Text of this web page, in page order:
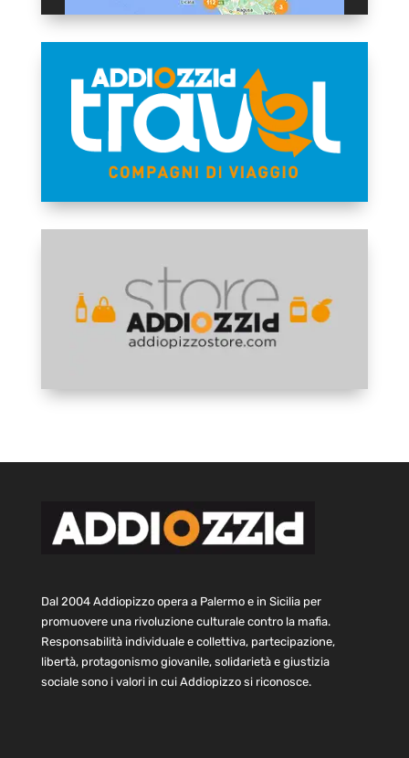
Dal 2004 Addiopizzo opera a Palermo e in Sicilia per
promuovere una rivoluzione culturale contro la mafia.
Responsabilità individuale e collettiva, partecipazione,
libertà, protagonismo giovanile, solidarietà e giustizia
sociale sono i valori in cui Addiopizzo si riconosce.